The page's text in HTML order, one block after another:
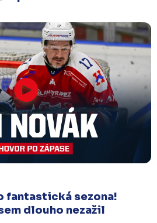
speciálních dresů
ve 20:00.
kola
15. kola proti Ústí nad
původně odehrát 15.
marodky Slovanu
na náhradním
nad Labem utkají doma
listopadu od 18:00.
fantastická sezona!
dlouho nezažil